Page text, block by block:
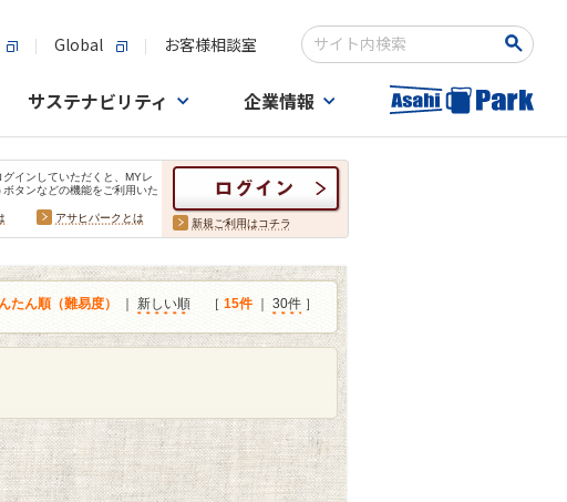
Global お客様相談室
検索キーワード入力
サステナビリティ 企業情報
グインしていただくと、MYレ
ボタンなどの機能をご利用いた
アサヒパークとは 新規ご利用はコチラ
たん順（難易度） 新しい順 ［ 15件｜ 30件 ］